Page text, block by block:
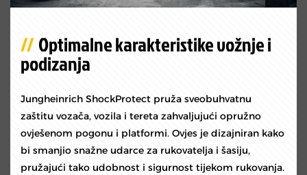
Optimalne karakteristike vožnje i
podizanja
Jungheinrich ShockProtect pruža sveobuhvatnu
zaštitu vozača, vozila i tereta zahvaljujući opružno
ovješenom pogonu i platformi. Ovjes je dizajniran kako
bi smanjio snažne udarce za rukovatelja i šasiju,
pružajući tako udobnost i sigurnost tijekom rukovanja.